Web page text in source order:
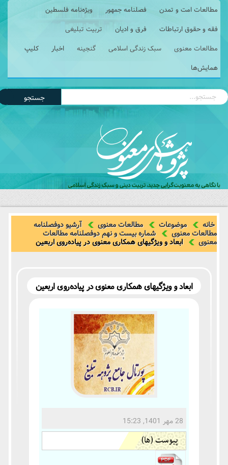
مطالعات امت و تمدن فصلنامه جمهور
ویژه‌نامه فلسطین
فقه و حقوق ارتباطات
فرق و ادیان
تربیت تبلیغی
مطالعات معنوی
سبک زندگی اسلامی گنجینه اخبار
کلیپ
همایش‌ها
جستجو
خانه موضوعات مطالعات معنوی آرشیو دوفصلنامه
مطالعات معنوی شماره بیست و نهم دوفصلنامه مطالعات
معنوی ابعاد و ویژگیهای همکاری معنوی در پیاده‌روی اربعین
ابعاد و ویژگیهای همکاری معنوی در پیاده‌روی اربعین
28 مهر 1401, 15:23
پیوست (ها)